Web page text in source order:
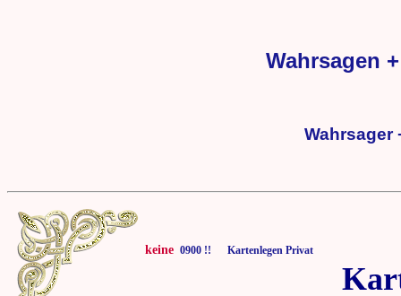
Wahrsagen
Wahrsager
keine 0900 !! Kartenlegen Privat